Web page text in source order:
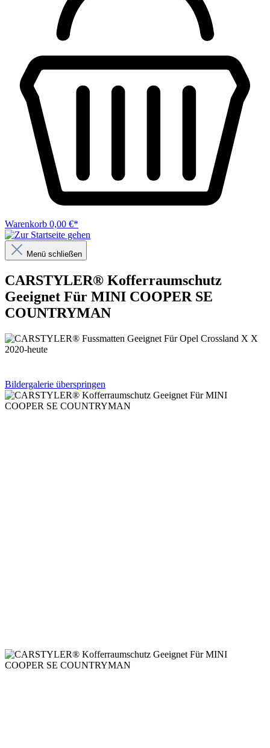
Warenkorb 0,00 €*
Menü schließen
CARSTYLER® Kofferraumschutz
Geeignet Für MINI COOPER SE
COUNTRYMAN
Bildergalerie überspringen